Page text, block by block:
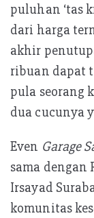
puluhan ‘tas
dari harga
akhir
ribuan dapat
pula seorang
dua cucunya
Even Garage
sama dengan
Irsayad
komunitas